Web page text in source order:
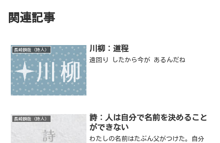
関連記事
長崎瞬哉（詩人） 川柳：道程
遠回り したから今が あるんだね
長崎瞬哉（詩人）
詩：人は自分で名前を決めること
ができない
わたしの名前はたぶん父がつけた。自分